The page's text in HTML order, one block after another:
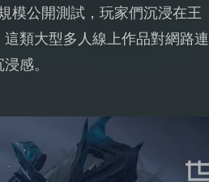
模公開測試，玩家們沉浸在王
類大型多人線上作品對網路連
感。